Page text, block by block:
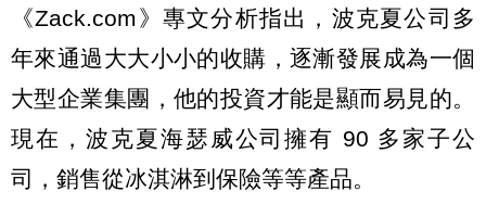
《Zack.com》專文分析指出，波克夏公司多
年來通過大大小小的收購，逐漸發展成為一個
大型企業集團，他的投資才能是顯而易見的。
現在，波克夏海瑟威公司擁有 90 多家子公
司，銷售從冰淇淋到保險等等產品。